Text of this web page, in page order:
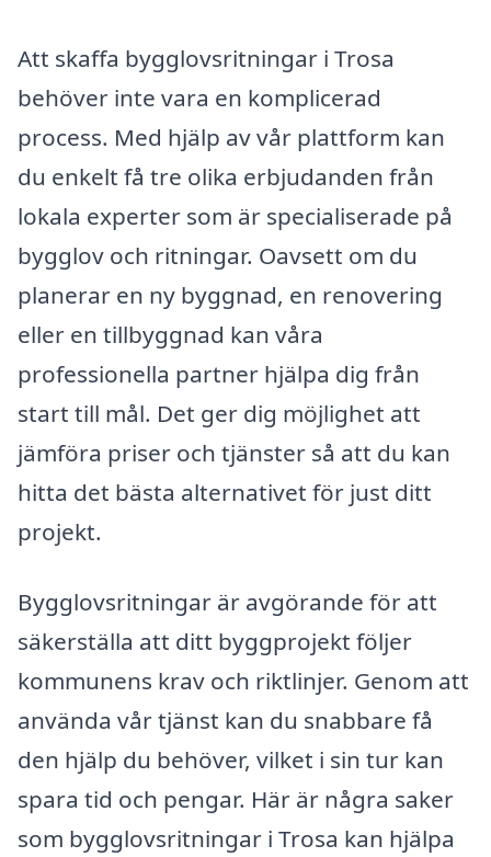
Att skaffa bygglovsritningar i Trosa
behöver inte vara en komplicerad
process. Med hjälp av vår plattform kan
du enkelt få tre olika erbjudanden från
lokala experter som är specialiserade på
bygglov och ritningar. Oavsett om du
planerar en ny byggnad, en renovering
eller en tillbyggnad kan våra
professionella partner hjälpa dig från
start till mål. Det ger dig möjlighet att
jämföra priser och tjänster så att du kan
hitta det bästa alternativet för just ditt
projekt.
Bygglovsritningar är avgörande för att
säkerställa att ditt byggprojekt följer
kommunens krav och riktlinjer. Genom att
använda vår tjänst kan du snabbare få
den hjälp du behöver, vilket i sin tur kan
spara tid och pengar. Här är några saker
som bygglovsritningar i Trosa kan hjälpa